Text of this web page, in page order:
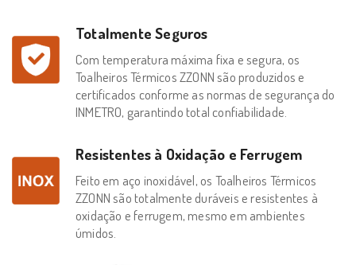
Totalmente Seguros
Com temperatura máxima fixa e segura, os
Toalheiros Térmicos ZZONN são produzidos e
certificados conforme as normas de segurança do
INMETRO, garantindo total confiabilidade.
Resistentes à Oxidação e Ferrugem
Feito em aço inoxidável, os Toalheiros Térmicos
ZZONN são totalmente duráveis e resistentes à
oxidação e ferrugem, mesmo em ambientes
úmidos.